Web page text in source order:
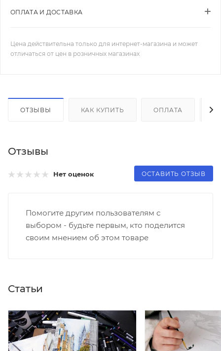
ОПЛАТА И ДОСТАВКА
Цена действительна только для интернет-магазина и может
отличаться от цен в розничных магазинах
ОТЗЫВЫ КАК КУПИТЬ ОПЛАТА
Отзывы
Нет оценок ОСТАВИТЬ ОТЗЫВ
Помогите другим пользователям с
выбором - будьте первым, кто поделится
своим мнением об этом товаре
Статьи